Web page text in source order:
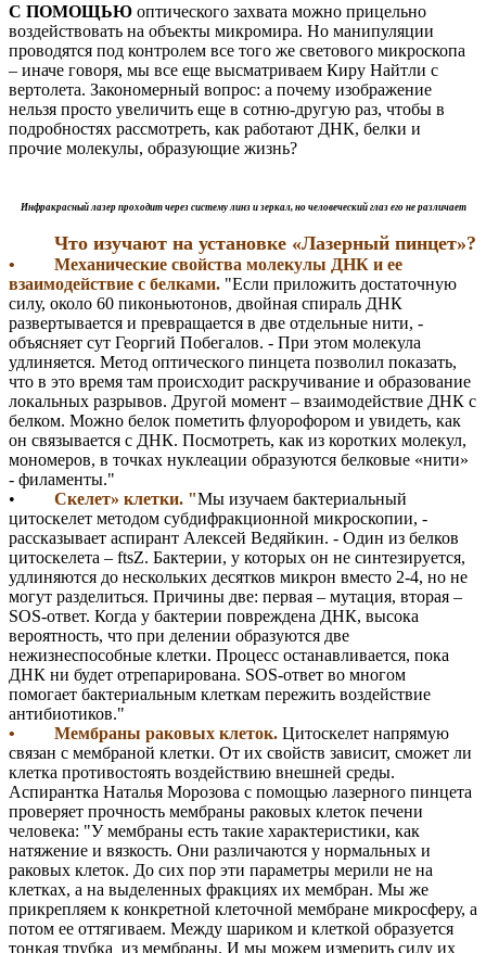
С ПОМОЩЬЮ оптического захвата можно прицельно
воздействовать на объекты микромира. Но манипуляции
проводятся под контролем все того же светового микроскопа
– иначе говоря, мы все еще высматриваем Киру Найтли с
вертолета. Закономерный вопрос: а почему изображение
нельзя просто увеличить еще в сотню-другую раз, чтобы в
подробностях рассмотреть, как работают ДНК, белки и
прочие молекулы, образующие жизнь?
Инфракрасный лазер проходит через систему линз и зеркал, но человеческий глаз его не различает
Что изучают на установке «Лазерный пинцет»?
• Механические свойства молекулы ДНК и ее
взаимодействие с белками. "Если приложить достаточную
силу, около 60 пиконьютонов, двойная спираль ДНК
развертывается и превращается в две отдельные нити, -
объясняет сут Георгий Побегалов. - При этом молекула
удлиняется. Метод оптического пинцета позволил показать,
что в это время там происходит раскручивание и образование
локальных разрывов. Другой момент – взаимодействие ДНК с
белком. Можно белок пометить флуорофором и увидеть, как
он связывается с ДНК. Посмотреть, как из коротких молекул,
мономеров, в точках нуклеации образуются белковые «нити»
- филаменты."
•
Скелет» клетки. "Мы изучаем бактериальный
цитоскелет методом субдифракционной микроскопии, -
рассказывает аспирант Алексей Ведяйкин. - Один из белков
цитоскелета – ftsZ. Бактерии, у которых он не синтезируется,
удлиняются до нескольких десятков микрон вместо 2-4, но не
могут разделиться. Причины две: первая – мутация, вторая –
SOS-ответ. Когда у бактерии повреждена ДНК, высока
вероятность, что при делении образуются две
нежизнеспособные клетки. Процесс останавливается, пока
ДНК ни будет отрепарирована. SOS-ответ во многом
помогает бактериальным клеткам пережить воздействие
антибиотиков."
• Мембраны раковых клеток. Цитоскелет напрямую
связан с мембраной клетки. От их свойств зависит, сможет ли
клетка противостоять воздействию внешней среды.
Аспирантка Наталья Морозова с помощью лазерного пинцета
проверяет прочность мембраны раковых клеток печени
человека: "У мембраны есть такие характеристики, как
натяжение и вязкость. Они различаются у нормальных и
раковых клеток. До сих пор эти параметры мерили не на
клетках, а на выделенных фракциях их мембран. Мы же
прикрепляем к конкретной клеточной мембране микросферу, а
потом ее оттягиваем. Между шариком и клеткой образуется
тонкая трубка из мембраны. И мы можем измерить силу их